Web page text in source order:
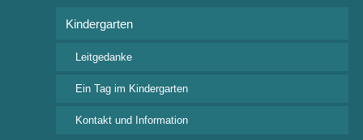
Kindergarten
Leitgedanke
Ein Tag im Kindergarten
Kontakt und Information
Tel: +49 7522 9318 0
posteingang@waldorfschule-wangen.de